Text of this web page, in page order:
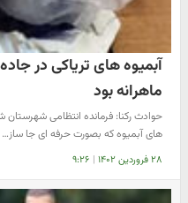
آبمیوه های تریاکی در
ماهرانه بود
های آبمیوه که بصورت حرفه ای جا ساز…
۲۸ فروردین ۱۴۰۲ | ۹:۲۶